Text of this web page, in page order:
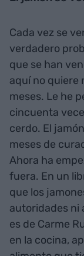
Cada vez se
verdadero
que se han
aquí no quiere
meses. Le he
cincuenta
cerdo. El
meses de
Ahora ha
fuera. En un
que los
autoridades ni
es de Carme
en la cocina,